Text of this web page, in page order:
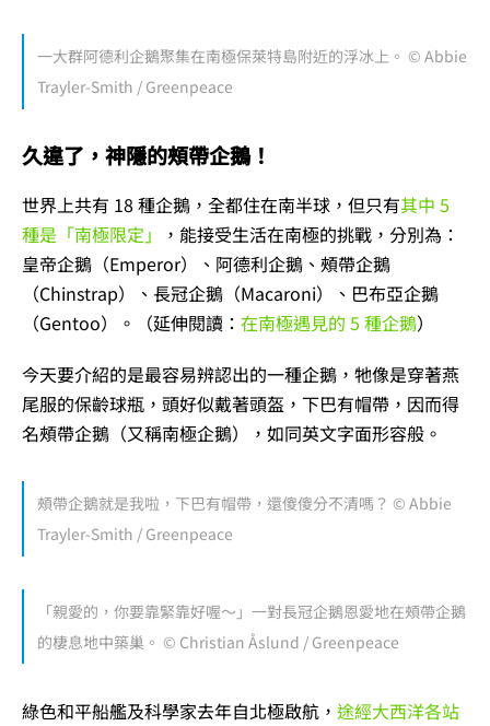
一大群阿德利企鵝聚集在南極保萊特島附近的浮冰上。 © Abbie
Trayler-Smith / Greenpeace
久違了，神隱的頰帶企鵝！
世界上共有 18 種企鵝，全都住在南半球，但只有其中 5
種是「南極限定」
，能接受生活在南極的挑戰，分別為：
皇帝企鵝（Emperor）、阿德利企鵝、頰帶企鵝
（Chinstrap）、長冠企鵝（Macaroni）、巴布亞企鵝
（Gentoo）。（延伸閱讀： 在南極遇見的 5 種企鵝）
今天要介紹的是最容易辨認出的一種企鵝，牠像是穿著燕
尾服的保齡球瓶，頭好似戴著頭盔，下巴有帽帶，因而得
名頰帶企鵝（又稱南極企鵝），如同英文字面形容般。
頰帶企鵝就是我啦，下巴有帽帶，還傻傻分不清嗎？ © Abbie
Trayler-Smith / Greenpeace
「親愛的，你要靠緊靠好喔～」一對長冠企鵝恩愛地在頰帶企鵝
的棲息地中築巢。 © Christian Åslund / Greenpeace
綠色和平船艦及科學家去年自北極啟航， 途經大西洋各站